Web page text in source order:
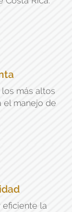
más altos
el manejo de
eficiente la